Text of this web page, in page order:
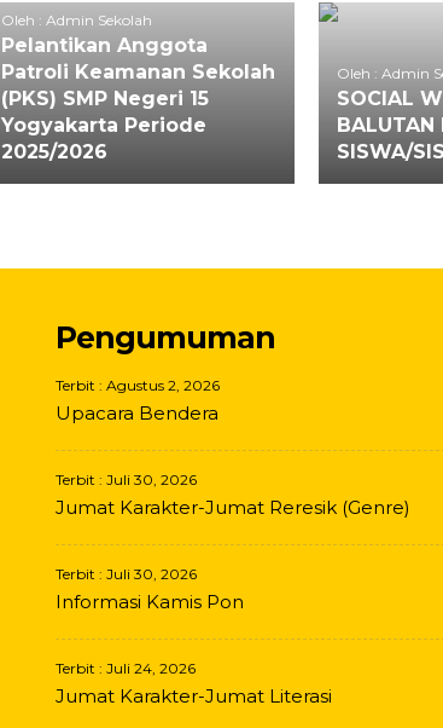
Oleh : Admin Sekolah
Pelantikan Anggota
Patroli Keamanan Sekolah
(PKS) SMP Negeri 15
Yogyakarta Periode
2025/2026
Oleh : Admin
SOCIAL
BALUTAN
SISWA/
Pengumuman
Terbit : Agustus 2, 2026
Upacara Bendera
Terbit : Juli 30, 2026
Jumat Karakter-Jumat Reresik (Genre)
Terbit : Juli 30, 2026
Informasi Kamis Pon
Terbit : Juli 24, 2026
Jumat Karakter-Jumat Literasi